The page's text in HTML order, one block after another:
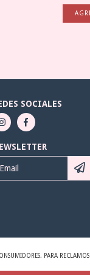
SOCIALES
PARA RECLAMOS